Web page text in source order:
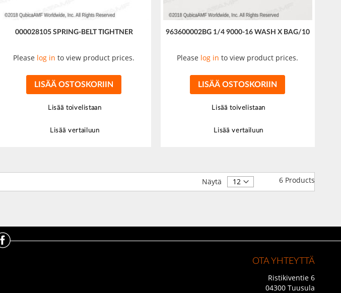
000028105 SPRING-BELT TIGHTNER
Please log in to view product prices.
LISÄÄ OSTOSKORIIN
Lisää toivelistaan
Lisää vertailuun
963600002BG 1/4 9000-16 WASH X BAG/10
Please log in to view product prices.
LISÄÄ OSTOSKORIIN
Lisää toivelistaan
Lisää vertailuun
6 Products
Näytä
OTA YHTEYTTÄ
Ristikiventie 6
04300 Tuusula